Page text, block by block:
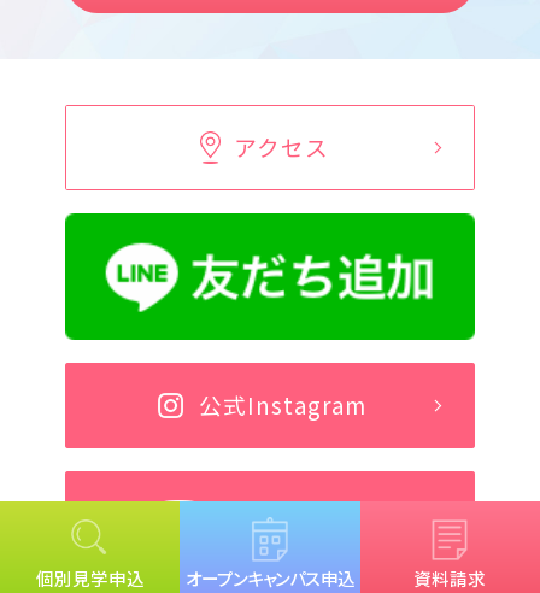
個別見学申込 オープンキャンパス申込 資料請求
アクセス
公式Instagram
公式YouTube